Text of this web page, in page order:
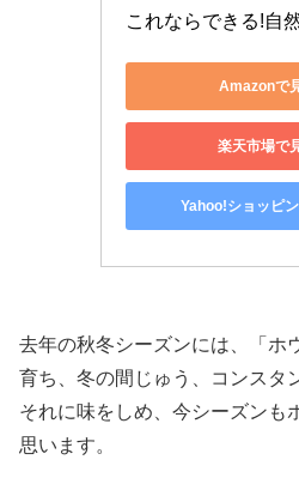
これならできる!自
Amazonで
楽天市場で
Yahoo!ショッピ
去年の秋冬シーズンには、「ホ
育ち、冬の間じゅう、コンスタ
それに味をしめ、今シーズンも
思います。